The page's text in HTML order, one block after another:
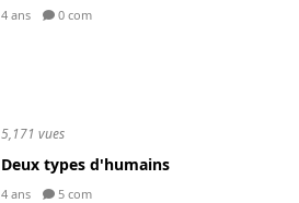
4 ans 0 com
5,171 vues
Deux types d'humains
4 ans 5 com